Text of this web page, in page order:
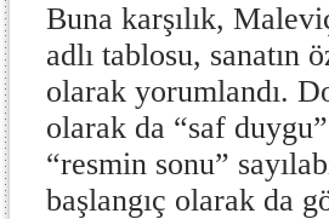
Buna karşılık,
adlı tablosu, sanatın
olarak yorumlandı.
olarak da “saf
“resmin sonu”
başlangıç olarak da